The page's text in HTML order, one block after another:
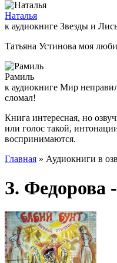
Наталья
к аудиокниге Звезды и
Татьяна Устинова моя
Рамиль
к аудиокниге Мир
сломал!
Книга интересная, но
или голос такой,
воспринимаются.
Главная » Аудиокниги в
З. Федорова